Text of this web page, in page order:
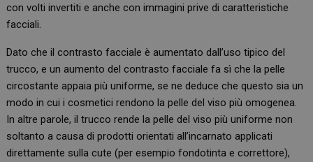
con volti invertiti e anche con immagini prive di caratteristiche
facciali.
Dato che il contrasto facciale è aumentato dall’uso tipico del
trucco, e un aumento del contrasto facciale fa sì che la pelle
circostante appaia più uniforme, se ne deduce che questo sia un
modo in cui i cosmetici rendono la pelle del viso più omogenea.
In altre parole, il trucco rende la pelle del viso più uniforme non
soltanto a causa di prodotti orientati all’incarnato applicati
direttamente sulla cute (per esempio fondotinta e correttore),